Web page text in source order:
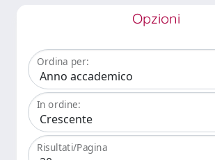
Opzioni
Ordina per:
In ordine:
Risultati/Pagina